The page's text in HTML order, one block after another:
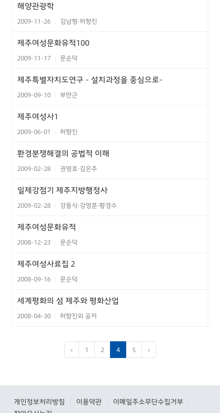
해양관광학
2009-11-26 김남형·허향진
제주여성문화유적100
2009-11-17 문순덕
제주특별자치도연구 - 설치과정을 중심으로-
2009-09-10 부만근
제주여성사1
2009-06-01 허향진
환경분쟁해결의 공법적 이해
2009-02-28 권영호·김은주
일제강점기 제주지방행정사
2009-02-28 강동식·강영훈·황경수
제주여성문화유적
2008-12-23 문순덕
제주여성사료집 2
2008-09-16 문순덕
세계평화의 섬 제주와 평화산업
2008-04-30 허향진외 공저
‹ 1 2 4 5 ›
개인정보처리방침 이용약관 이메일주소무단수집거부